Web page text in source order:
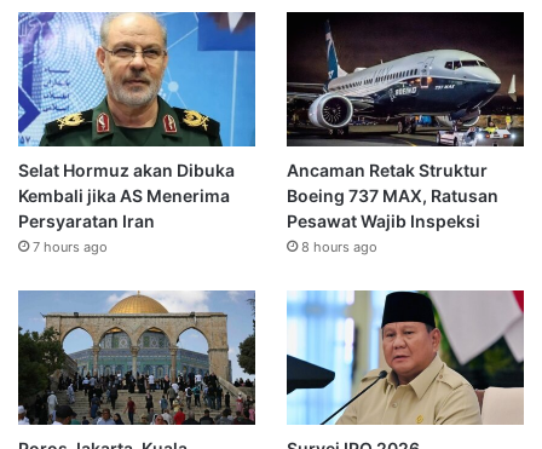
Selat Hormuz akan Dibuka
Kembali jika AS Menerima
Persyaratan Iran
7 hours ago
Ancaman Retak Struktur
Boeing 737 MAX, Ratusan
Pesawat Wajib Inspeksi
8 hours ago